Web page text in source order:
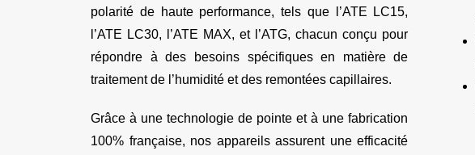
polarité de haute performance, tels que l’ATE LC15,
l’ATE LC30, l’ATE MAX, et l’ATG, chacun conçu pour
répondre à des besoins spécifiques en matière de
traitement de l’humidité et des remontées capillaires.
Grâce à une technologie de pointe et à une fabrication
100% française, nos appareils assurent une efficacité